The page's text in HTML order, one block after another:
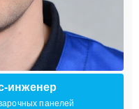
инженер
панелей